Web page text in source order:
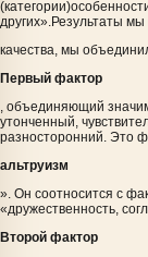
других».Результаты
качества, мы
Первый фактор
, объединяющий
утонченный,
разносторонний. Это
альтруизм
». Он соотносится с
«дружественность,
Второй фактор